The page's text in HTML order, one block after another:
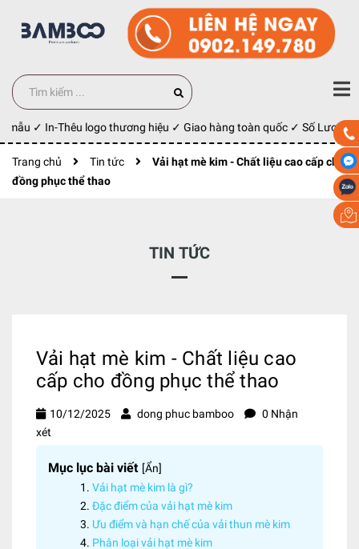
✓ In-Thêu logo thương hiệu ✓ Giao hàng toàn quốc ✓ Số Lượng
Trang chủ Tin tức
Vải hạt mè kim - Chất liệu cao cấp cho
đồng phục thể thao
TIN TỨC
Vải hạt mè kim - Chất liệu cao
cấp cho đồng phục thể thao
10/12/2025 dong phuc bamboo
0 Nhận
xét
Mục lục bài viết [Ẩn]
Vải hạt mè kim là gì?
Đặc điểm của vải hạt mè kim
Ưu điểm và hạn chế của vải thun mè kim
Phân loại vải hạt mè kim